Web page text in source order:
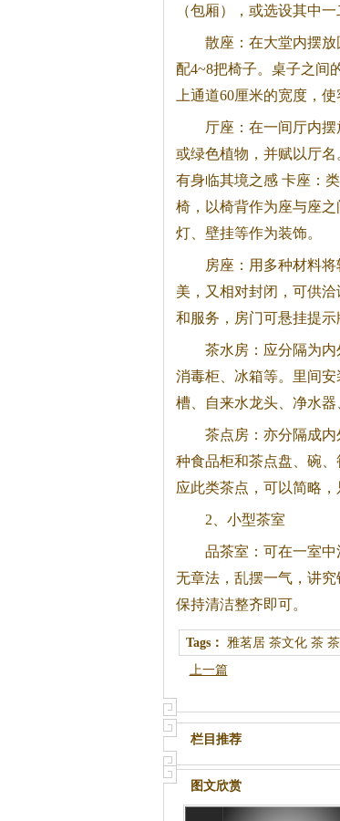
（包厢），或选设其中一
散座：在大堂内摆
配4~8把椅子。桌子之间
上通道60厘米的宽度，
厅座：在一间厅内
或绿色植物，并赋以厅
有身临其境之感 卡座：
椅，以椅背作为座与座
灯、壁挂等作为装饰。
房座：用多种材料
美，又相对封闭，可供
和服务，房门可悬挂提示
茶水房：应分隔为
消毒柜、冰箱等。里间
槽、自来水龙头、净水器
茶点房：亦分隔成
种食品柜和茶点盘、碗
应此类茶点，可以简略
2、小型茶室
品茶室：可在一室
无章法，乱摆一气，讲
保持清洁整齐即可。
Tags： 雅茗居 茶文化 茶
上一篇
栏目推荐
图文欣赏